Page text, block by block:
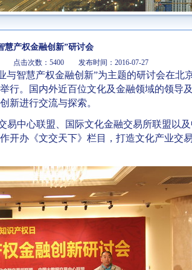
慧产权金融创新”研讨会
点击次数：5400 发布时间：2016-07-27
智慧产权金融创新”为主题的研讨会在北
行。国内外近百位文化及金融领域的领导
新进行交流与探索。
中心联盟、国际文化金融交易所联盟以及
开办《文交天下》栏目，打造文化产业交